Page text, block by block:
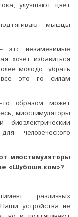
улучшают цвет
мышцы
это незаменимые
хочет избавиться
молодо, убрать
это по силам
то образом может
миостимуляторы
человеческого
миостимуляторы
«Шубоши.ком»?
различных
устройства не